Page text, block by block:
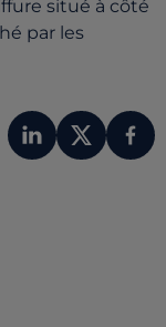
situé à côté
par les